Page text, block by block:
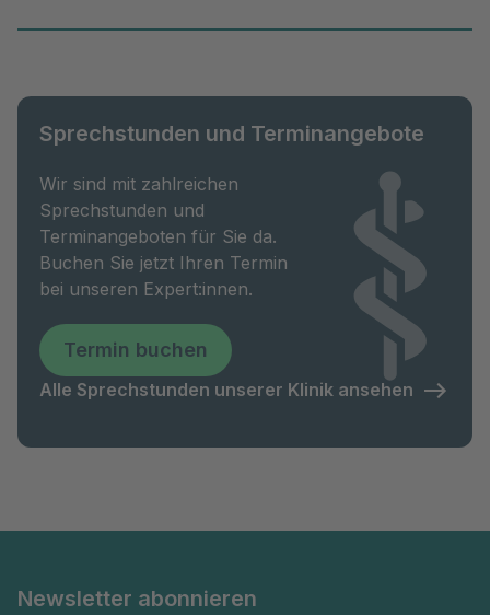
Sprechstunden und Terminangebote
Wir sind mit zahlreichen
Sprechstunden und
Terminangeboten für Sie da.
Buchen Sie jetzt Ihren Termin
bei unseren Expert:innen.
Termin buchen
Alle Sprechstunden unserer Klinik ansehen
Newsletter abonnieren